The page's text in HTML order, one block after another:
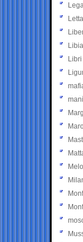
Libia
Libri